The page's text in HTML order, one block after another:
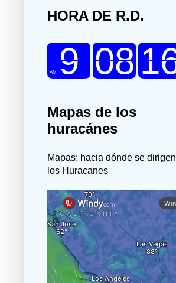
HORA DE R.D.
Mapas de los
huracánes
Mapas: hacia dónde se dirigen
los Huracanes